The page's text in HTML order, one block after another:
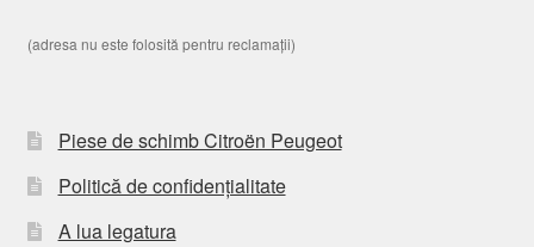
(adresa nu este folosită pentru reclamații)
Piese de schimb Citroën Peugeot
Politică de confidențialitate
A lua legatura